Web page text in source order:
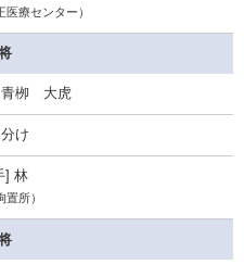
医療センター）
青栁 大虎
け
林
置所）